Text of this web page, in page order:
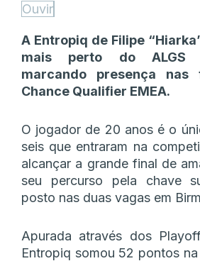
Ouvir
A Entropiq de Filipe
mais perto do ALGS
marcando presença
Chance Qualifier EMEA.
O jogador de 20 anos é o
seis que entraram na
alcançar a grande final de
seu percurso pela chave
posto nas duas vagas em
Apurada através dos
Entropiq somou 52 pontos